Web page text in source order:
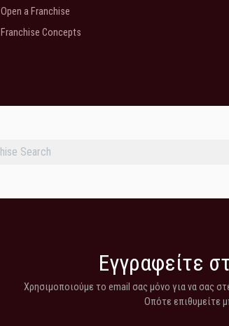
Open a Franchise
Franchise Concepts
Εγγραφείτε
Χρησιμοποιούμε το email σας μόνο για να σας
Οπότε επιθυμείτε